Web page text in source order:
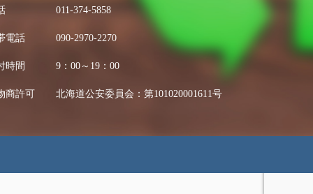
011-374-5858
電話 090-2970-2270
時間 9：00～19：00
商許可 北海道公安委員会：第101020001611号